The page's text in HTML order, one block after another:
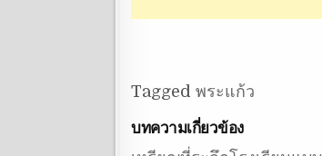
Tagged พระแก้ว
บทความเกี่ยวข้อง